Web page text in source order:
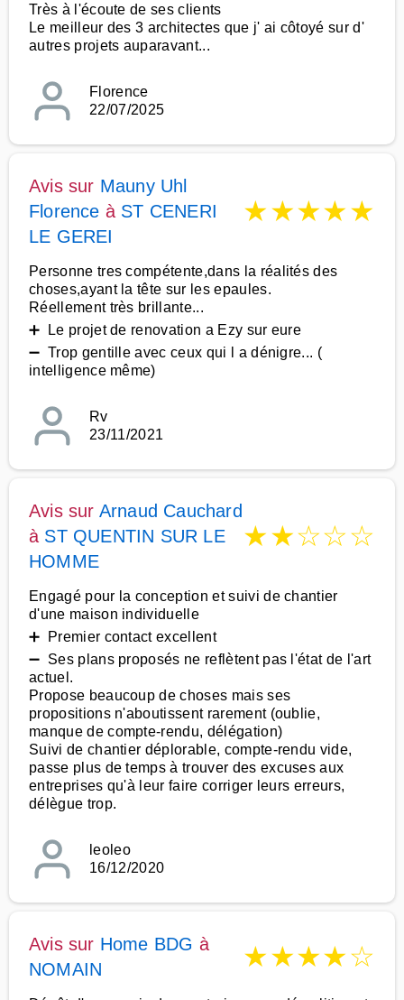
Très à l'écoute de ses clients
Le meilleur des 3 architectes que j' ai côtoyé sur d'
autres projets auparavant...
Florence
22/07/2025
Avis sur Mauny Uhl
Florence à ST CENERI
LE GEREI
★★★★★
Personne tres compétente,dans la réalités des
choses,ayant la tête sur les epaules.
Réellement très brillante...
➕ Le projet de renovation a Ezy sur eure
➖ Trop gentille avec ceux qui l a dénigre... (
intelligence même)
Rv
23/11/2021
Avis sur Arnaud Cauchard
à ST QUENTIN SUR LE
HOMME
★★☆☆☆
Engagé pour la conception et suivi de chantier
d'une maison individuelle
➕ Premier contact excellent
➖ Ses plans proposés ne reflètent pas l'état de l'art
actuel.
Propose beaucoup de choses mais ses
propositions n'aboutissent rarement (oublie,
manque de compte-rendu, délégation)
Suivi de chantier déplorable, compte-rendu vide,
passe plus de temps à trouver des excuses aux
entreprises qu'à leur faire corriger leurs erreurs,
délègue trop.
leoleo
16/12/2020
Avis sur Home BDG à
NOMAIN
★★★★☆